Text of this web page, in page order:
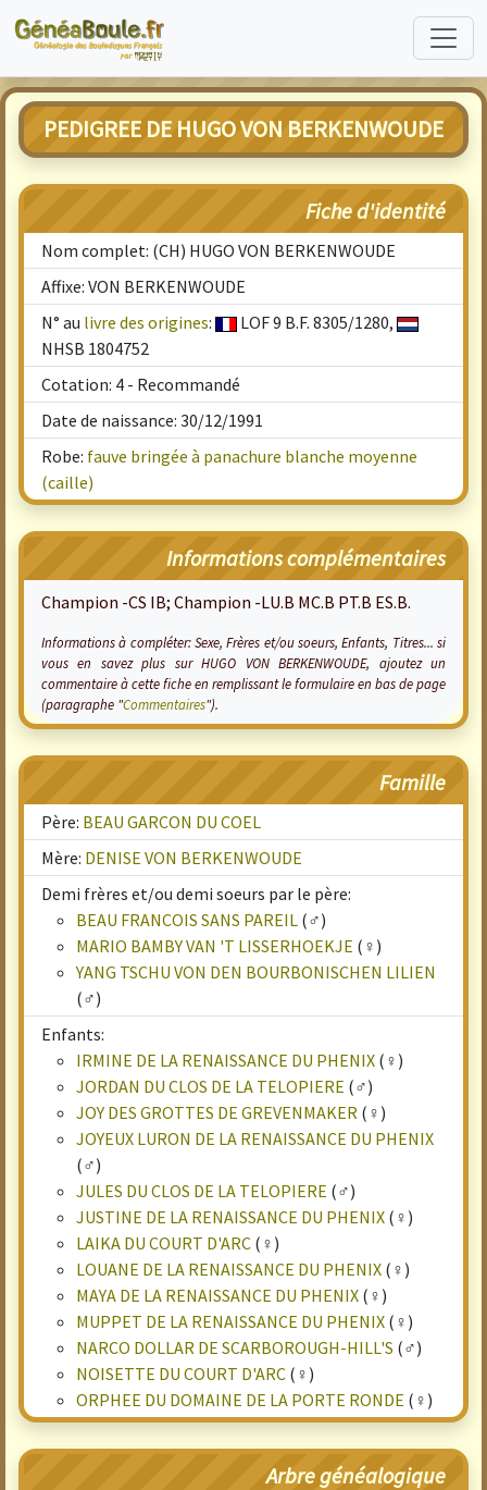
PEDIGREE DE HUGO VON BERKENWOUDE
Fiche d'identité
Nom complet: (CH) HUGO VON BERKENWOUDE
Affixe: VON BERKENWOUDE
N° au livre des origines:
LOF 9 B.F. 8305/1280,
NHSB 1804752
Cotation: 4 - Recommandé
Date de naissance: 30/12/1991
Robe: fauve bringée à panachure blanche moyenne
(caille)
Informations complémentaires
Champion -CS IB; Champion -LU.B MC.B PT.B ES.B.
Informations à compléter: Sexe, Frères et/ou soeurs, Enfants, Titres... si
vous en savez plus sur HUGO VON BERKENWOUDE, ajoutez un
commentaire à cette fiche en remplissant le formulaire en bas de page
(paragraphe "Commentaires").
Famille
Père: BEAU GARCON DU COEL
Mère: DENISE VON BERKENWOUDE
Demi frères et/ou demi soeurs par le père:
BEAU FRANCOIS SANS PAREIL (♂)
MARIO BAMBY VAN 'T LISSERHOEKJE (♀)
YANG TSCHU VON DEN BOURBONISCHEN LILIEN
(♂)
Enfants:
IRMINE DE LA RENAISSANCE DU PHENIX (♀)
JORDAN DU CLOS DE LA TELOPIERE (♂)
JOY DES GROTTES DE GREVENMAKER (♀)
JOYEUX LURON DE LA RENAISSANCE DU PHENIX
(♂)
JULES DU CLOS DE LA TELOPIERE (♂)
JUSTINE DE LA RENAISSANCE DU PHENIX (♀)
LAIKA DU COURT D'ARC (♀)
LOUANE DE LA RENAISSANCE DU PHENIX (♀)
MAYA DE LA RENAISSANCE DU PHENIX (♀)
MUPPET DE LA RENAISSANCE DU PHENIX (♀)
NARCO DOLLAR DE SCARBOROUGH-HILL'S (♂)
NOISETTE DU COURT D'ARC (♀)
ORPHEE DU DOMAINE DE LA PORTE RONDE (♀)
Arbre généalogique